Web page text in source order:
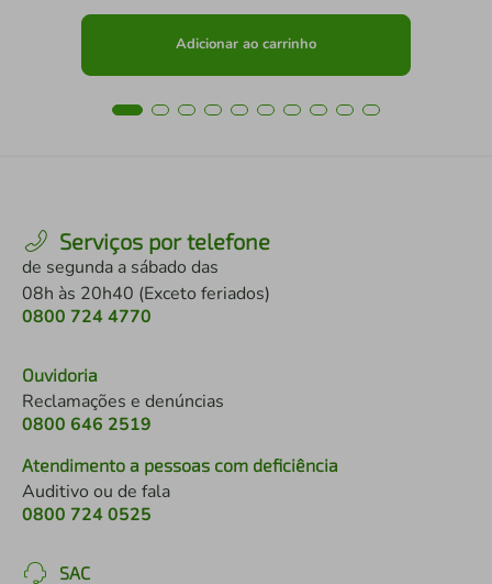
Adicionar ao carrinho
Serviços por telefone
de segunda a sábado das
08h às 20h40 (Exceto feriados)
0800 724 4770
Ouvidoria
Reclamações e denúncias
0800 646 2519
Atendimento a pessoas com deficiência
Auditivo ou de fala
0800 724 0525
SAC